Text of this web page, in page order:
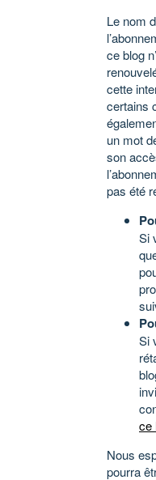
Le nom
ce blog
cette
certains
un mot
son
pas été
Si
Si
ce
Nous
pourra